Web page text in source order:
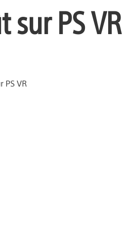
PS VR